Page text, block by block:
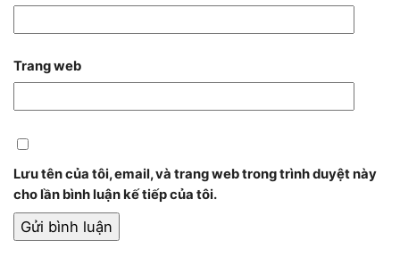
Trang web
Lưu tên của tôi, email, và trang web trong trình duyệt này
cho lần bình luận kế tiếp của tôi.